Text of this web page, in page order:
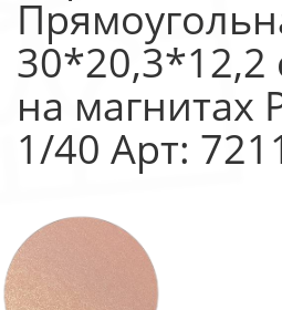
30*20,3*12,2
на магнитах
1/40 Арт: